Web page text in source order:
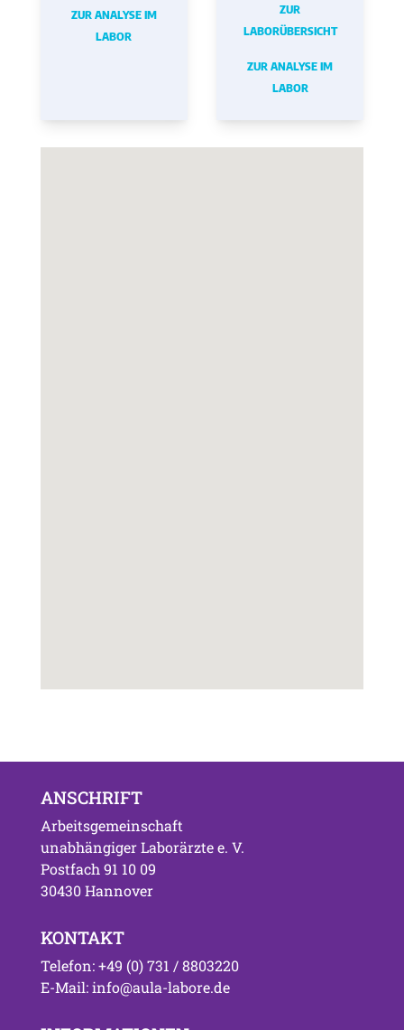
ZUR ANALYSE IM
LABOR
ZUR
LABORÜBERSICHT
ZUR ANALYSE IM
LABOR
ANSCHRIFT
Arbeitsgemeinschaft
unabhängiger Laborärzte e. V.
Postfach 91 10 09
30430 Hannover
KONTAKT
Telefon: +49 (0) 731 / 8803220
E-Mail: info@aula-labore.de